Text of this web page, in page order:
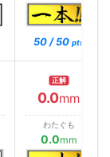
50 / 50 pts
正解
0.0mm
わたぐも
0.0mm